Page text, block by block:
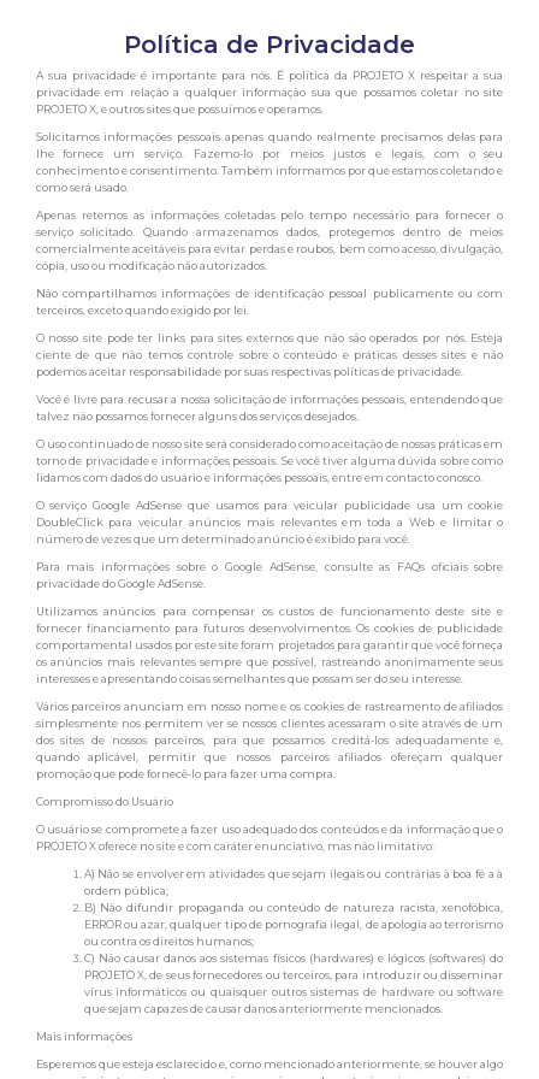
Política de Privacidade
A sua privacidade é importante para nós. É política da PROJETO X respeitar a sua
privacidade em relação a qualquer informação sua que possamos coletar no site
PROJETO X, e outros sites que possuímos e operamos.
Solicitamos informações pessoais apenas quando realmente precisamos delas para
lhe fornece um serviço. Fazemo-lo por meios justos e legais, com o seu
conhecimento e consentimento. Também informamos por que estamos coletando e
como será usado.
Apenas retemos as informações coletadas pelo tempo necessário para fornecer o
serviço solicitado. Quando armazenamos dados, protegemos dentro de meios
comercialmente aceitáveis ​​para evitar perdas e roubos, bem como acesso, divulgação,
cópia, uso ou modificação não autorizados.
Não compartilhamos informações de identificação pessoal publicamente ou com
terceiros, exceto quando exigido por lei.
O nosso site pode ter links para sites externos que não são operados por nós. Esteja
ciente de que não temos controle sobre o conteúdo e práticas desses sites e não
podemos aceitar responsabilidade por suas respectivas políticas de privacidade.
Você é livre para recusar a nossa solicitação de informações pessoais, entendendo que
talvez não possamos fornecer alguns dos serviços desejados.
O uso continuado de nosso site será considerado como aceitação de nossas práticas em
torno de privacidade e informações pessoais. Se você tiver alguma dúvida sobre como
lidamos com dados do usuário e informações pessoais, entre em contacto conosco.
O serviço Google AdSense que usamos para veicular publicidade usa um cookie
DoubleClick para veicular anúncios mais relevantes em toda a Web e limitar o
número de vezes que um determinado anúncio é exibido para você.
Para mais informações sobre o Google AdSense, consulte as FAQs oficiais sobre
privacidade do Google AdSense.
Utilizamos anúncios para compensar os custos de funcionamento deste site e
fornecer financiamento para futuros desenvolvimentos. Os cookies de publicidade
comportamental usados ​​por este site foram projetados para garantir que você forneça
os anúncios mais relevantes sempre que possível, rastreando anonimamente seus
interesses e apresentando coisas semelhantes que possam ser do seu interesse.
Vários parceiros anunciam em nosso nome e os cookies de rastreamento de afiliados
simplesmente nos permitem ver se nossos clientes acessaram o site através de um
dos sites de nossos parceiros, para que possamos creditá-los adequadamente e,
quando aplicável, permitir que nossos parceiros afiliados ofereçam qualquer
promoção que pode fornecê-lo para fazer uma compra.
Compromisso do Usuário
O usuário se compromete a fazer uso adequado dos conteúdos e da informação que o
PROJETO X oferece no site e com caráter enunciativo, mas não limitativo:
A) Não se envolver em atividades que sejam ilegais ou contrárias à boa fé a à
ordem pública;
B) Não difundir propaganda ou conteúdo de natureza racista, xenofóbica,
ERROR ou azar, qualquer tipo de pornografia ilegal, de apologia ao terrorismo
ou contra os direitos humanos;
C) Não causar danos aos sistemas físicos (hardwares) e lógicos (softwares) do
PROJETO X, de seus fornecedores ou terceiros, para introduzir ou disseminar
vírus informáticos ou quaisquer outros sistemas de hardware ou software
que sejam capazes de causar danos anteriormente mencionados.
Mais informações
Esperemos que esteja esclarecido e, como mencionado anteriormente, se houver algo